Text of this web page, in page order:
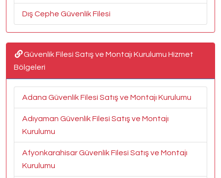
Dış Cephe Güvenlik Filesi
Güvenlik Filesi Satış ve Montajı Kurulumu Hizmet
Bölgeleri
Adana Güvenlik Filesi Satış ve Montajı Kurulumu
Adıyaman Güvenlik Filesi Satış ve Montajı
Kurulumu
Afyonkarahisar Güvenlik Filesi Satış ve Montajı
Kurulumu